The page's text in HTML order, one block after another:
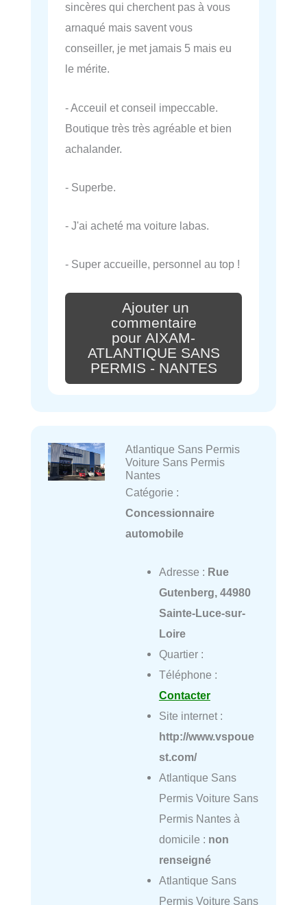
sincères qui cherchent pas à vous
arnaqué mais savent vous
conseiller, je met jamais 5 mais eu
le mérite.
- Acceuil et conseil impeccable.
Boutique très très agréable et bien
achalander.
- Superbe.
- J'ai acheté ma voiture labas.
- Super accueille, personnel au top !
Ajouter un
commentaire
pour AIXAM-
ATLANTIQUE SANS
PERMIS - NANTES
Atlantique Sans Permis
Voiture Sans Permis
Nantes
Catégorie :
Concessionnaire
automobile
Adresse : Rue
Gutenberg, 44980
Sainte-Luce-sur-
Loire
Quartier :
Téléphone :
Contacter
Site internet :
http://www.vspoue
st.com/
Atlantique Sans
Permis Voiture Sans
Permis Nantes à
domicile : non
renseigné
Atlantique Sans
Permis Voiture Sans